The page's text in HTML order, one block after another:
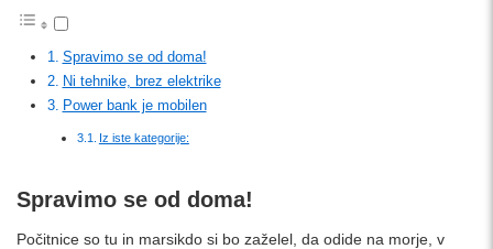
Spravimo se od doma!
Ni tehnike, brez elektrike
Power bank je mobilen
Iz iste kategorije:
Spravimo se od doma!
Počitnice so tu in marsikdo si bo zaželel, da odide na morje, v